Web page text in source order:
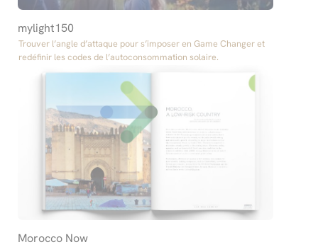
mylight150
Trouver l’angle d’attaque pour s’imposer en Game Changer et
redéfinir les codes de l’autoconsommation solaire.
Morocco Now